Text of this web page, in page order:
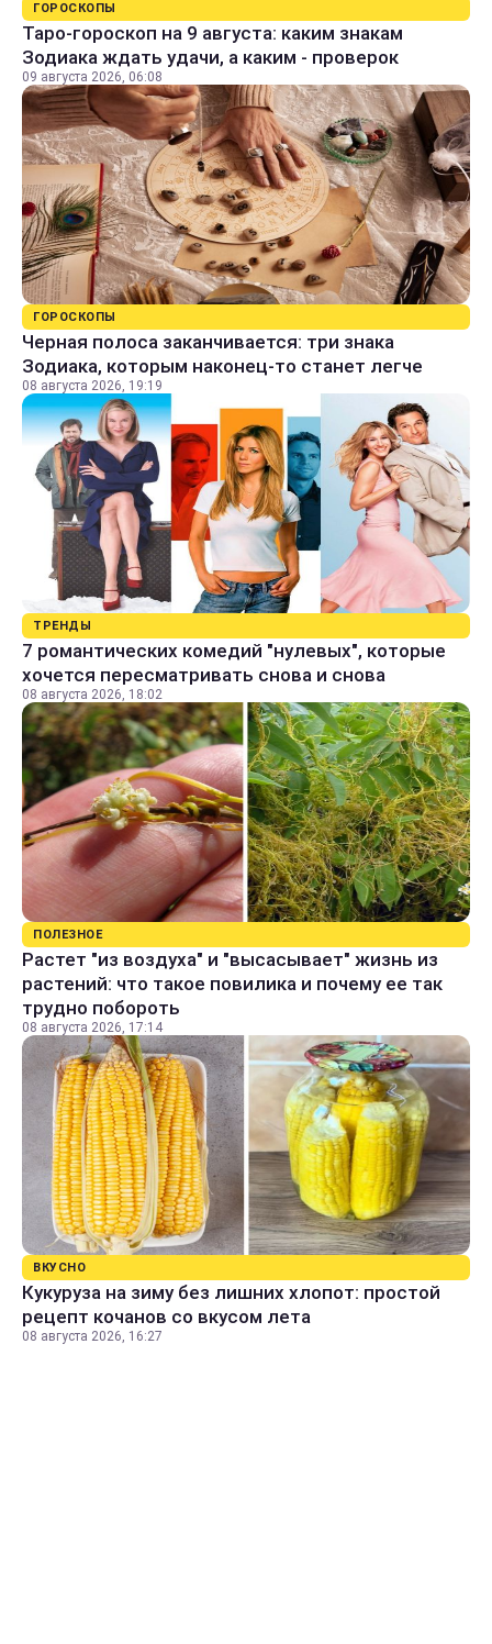
ГОРОСКОПЫ
Таро-гороскоп на 9 августа: каким знакам
Зодиака ждать удачи, а каким - проверок
09 августа 2026, 06:08
ГОРОСКОПЫ
Черная полоса заканчивается: три знака
Зодиака, которым наконец-то станет легче
08 августа 2026, 19:19
ТРЕНДЫ
7 романтических комедий "нулевых", которые
хочется пересматривать снова и снова
08 августа 2026, 18:02
ПОЛЕЗНОЕ
Растет "из воздуха" и "высасывает" жизнь из
растений: что такое повилика и почему ее так
трудно побороть
08 августа 2026, 17:14
ВКУСНО
Кукуруза на зиму без лишних хлопот: простой
рецепт кочанов со вкусом лета
08 августа 2026, 16:27